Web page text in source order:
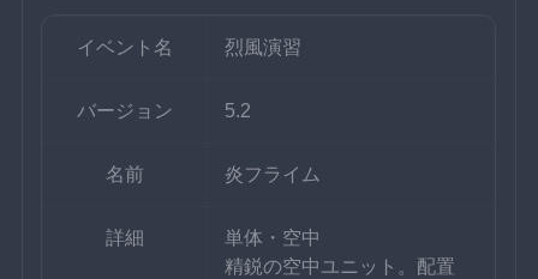
イベント名 烈風演習
バージョン 5.2
名前 炎フライム
詳細
単体・空中
精鋭の空中ユニット。配置